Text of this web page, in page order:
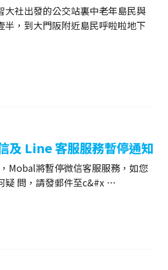
大社出發的公交站裏中老年島民與
半，到大門阪附近島民呼啦啦地下
及 Line 客服服務暫停通知
Mobal將暫停微信客服服務，如您
疑 問，請發郵件至c&#x …